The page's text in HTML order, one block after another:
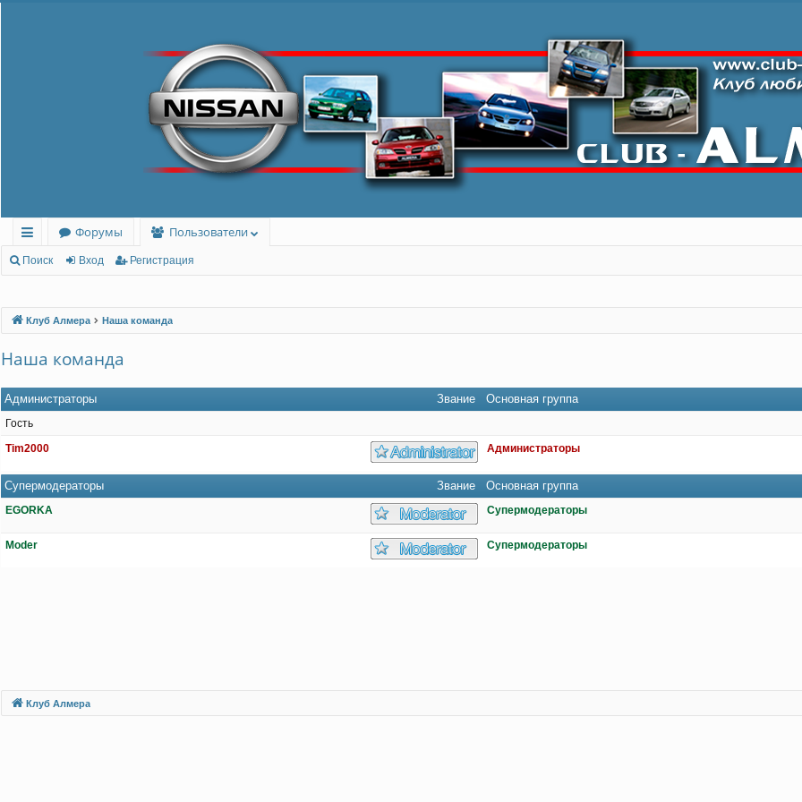
с
лк
Форумы
Пользователи
Поиск Вход Регистрация
Клуб Алмера Наша команда
Наша команда
Звание
Администраторы Основная группа
Гость
Tim2000
Администраторы
Звание
Супермодераторы Основная группа
EGORKA Супермодераторы
Moder Супермодераторы
Клуб Алмера